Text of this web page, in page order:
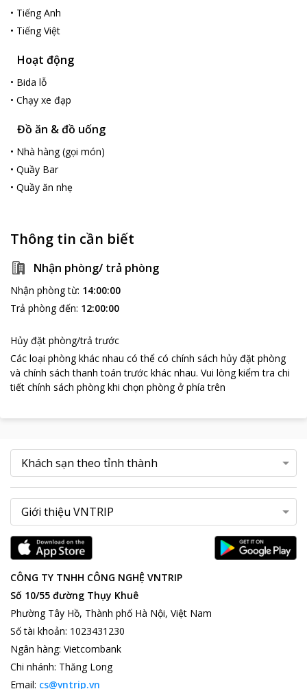
• Tiếng Anh
• Tiếng Việt
Hoạt động
• Bida lỗ
• Chạy xe đạp
Đồ ăn & đồ uống
• Nhà hàng (gọi món)
• Quầy Bar
• Quầy ăn nhẹ
Thông tin cần biết
Nhận phòng/ trả phòng
Nhận phòng từ: 14:00:00
Trả phòng đến: 12:00:00
Hủy đặt phòng/trả trước
Các loại phòng khác nhau có thể có chính sách hủy đặt phòng
và chính sách thanh toán trước khác nhau. Vui lòng kiểm tra chi
tiết chính sách phòng khi chọn phòng ở phía trên
CÔNG TY TNHH CÔNG NGHỆ VNTRIP
Số 10/55 đường Thụy Khuê
Phường Tây Hồ, Thành phố Hà Nội, Việt Nam
Số tài khoản: 1023431230
Ngân hàng: Vietcombank
Chi nhánh: Thăng Long
Email: cs@vntrip.vn